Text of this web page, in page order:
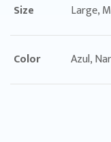
Size Large,
Color Azul,